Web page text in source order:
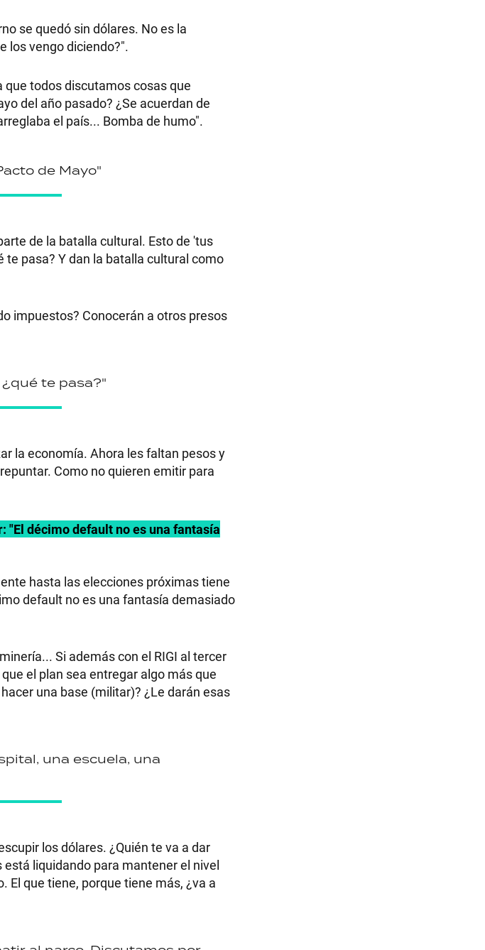
se quedó sin dólares. No es la
los vengo diciendo?".
que todos discutamos cosas que
del año pasado? ¿Se acuerdan de
el país... Bomba de humo".
de Mayo"
de la batalla cultural. Esto de 'tus
pasa? Y dan la batalla cultural como
impuestos? Conocerán a otros presos
te pasa?"
la economía. Ahora les faltan pesos y
Como no quieren emitir para
"El décimo default no es una fantasía
hasta las elecciones próximas tiene
default no es una fantasía demasiado
Si además con el RIGI al tercer
el plan sea entregar algo más que
una base (militar)? ¿Le darán esas
una escuela, una
los dólares. ¿Quién te va a dar
liquidando para mantener el nivel
El que tiene, porque tiene más, ¿va a